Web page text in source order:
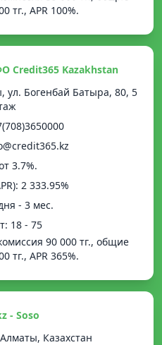
тг., APR 100%.
Credit365 Kazakhstan
ул. Богенбай Батыра, 80, 5
3.7%.
2 333.95%
- 3 мес.
18 - 75
90 000 тг., общие
тг., APR 365%.
- Soso
Казахстан